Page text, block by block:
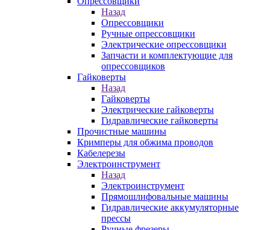
Назад
Опрессовщики
Ручные опрессовщики
Электрические опрессовщики
Запчасти и комплектующие для
опрессовщиков
Гайковерты
Назад
Гайковерты
Электрические гайковерты
Гидравлические гайковерты
Прочистные машины
Кримперы для обжима проводов
Кабелерезы
Электроинструмент
Назад
Электроинструмент
Прямошлифовальные машины
Гидравлические аккумуляторные
прессы